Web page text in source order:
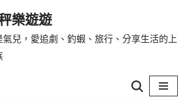
樂遊遊
氣兒，愛追劇、釣蝦、旅行、分享生活的上